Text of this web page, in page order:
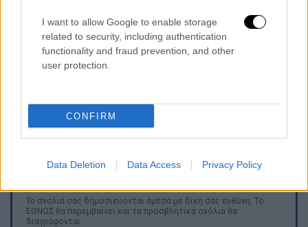
I want to allow Google to enable storage
related to security, including authentication
functionality and fraud prevention, and other
user protection.
CONFIRM
Data Deletion Data Access Privacy Policy
έτους για τα καταλύματα της Βόρειας
Εύβοιας, του Έβρου και της Θεσσαλίας,
εξαιρουμένων των Σποράδων.
αναλυτικά στοιχεία του προγράμματος, οι
ενδιαφερόμενοι μπορούν να επισκέπτονται
την ιστοσελίδαΕΔΩ
Τα σχολιά σας δημοσιεύονται άμεσα με δική σας ευθύνη. Το
ΕΘΝΟΣ θα παρεμβαίνει και τα προσβλητικά σχόλια θα
διαγράφονται